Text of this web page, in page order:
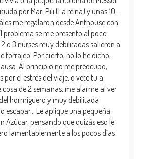
por Mari Pili (La reina) y unas 10-
me regalaron desde Anthouse con
problema se me presento al poco
o 3 nurses muy debilitadas salieron a
forrajeo. Por cierto, no lo he dicho,
Al principio no me preocupo,
por el estrés del viaje, o vete tu a
cosa de 2 semanas, me alarme al ver
hormiguero y muy debilitada.
escapar... Le aplique una pequeña
Azúcar, pensando que quizás eso le
lamentablemente a los pocos días